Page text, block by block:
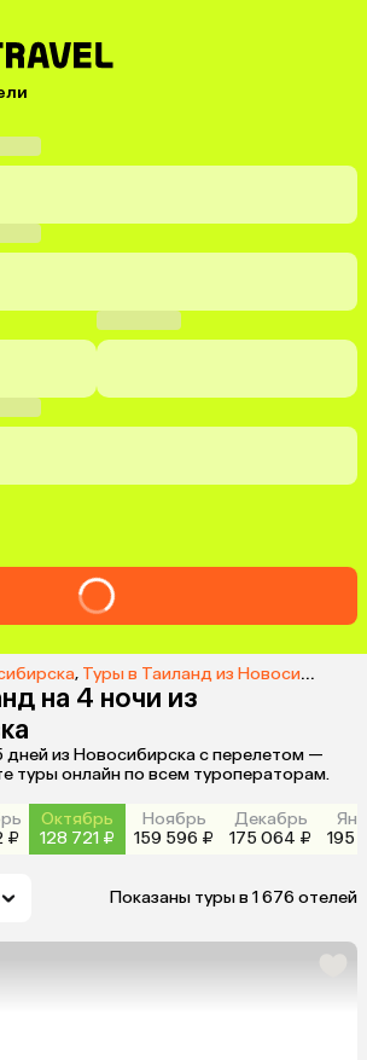
, Туры в Таиланд из Новосибирска
на 4 ночи из
дней из Новосибирска с перелетом —
туры онлайн по всем туроператорам.
₽
Октябрь
128 721 ₽
Ноябрь
159 596 ₽
Декабрь
175 064 ₽
195
Показаны туры в 1 676 отелей